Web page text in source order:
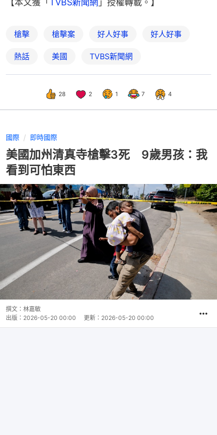
【本文獲「 TVBS新聞網 」授權轉載。】
槍擊 槍擊案 好人好事 好人好事
熱話 美國 TVBS新聞網
28 2 1 7 4
國際 即時國際
美國加州清真寺槍擊3死 9歲男孩：我
看到可怕東西
撰文： 林嘉敏
出版： 2026-05-20 00:00 更新： 2026-05-20 00:00